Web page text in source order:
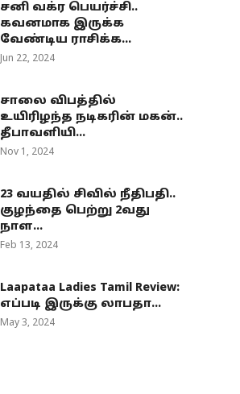
சனி வக்ர பெயர்ச்சி..
கவனமாக இருக்க
வேண்டிய ராசிக்க...
Jun 22, 2024
சாலை விபத்தில்
உயிரிழந்த நடிகரின் மகன்..
தீபாவளியி...
Nov 1, 2024
23 வயதில் சிவில் நீதிபதி..
குழந்தை பெற்று 2வது
நாள...
Feb 13, 2024
Laapataa Ladies Tamil Review:
எப்படி இருக்கு லாபதா...
May 3, 2024